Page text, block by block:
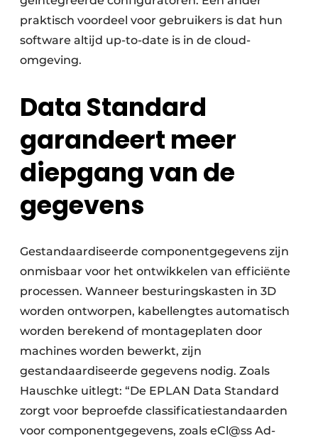
praktisch voordeel voor gebruikers is dat hun
software altijd up-to-date is in de cloud-
omgeving.
Data Standard
garandeert meer
diepgang van de
gegevens
Gestandaardiseerde componentgegevens zijn
onmisbaar voor het ontwikkelen van efficiënte
processen. Wanneer besturingskasten in 3D
worden ontworpen, kabellengtes automatisch
worden berekend of montageplaten door
machines worden bewerkt, zijn
gestandaardiseerde gegevens nodig. Zoals
Hauschke uitlegt: “De EPLAN Data Standard
zorgt voor beproefde classificatiestandaarden
voor componentgegevens, zoals eCl@ss Ad-